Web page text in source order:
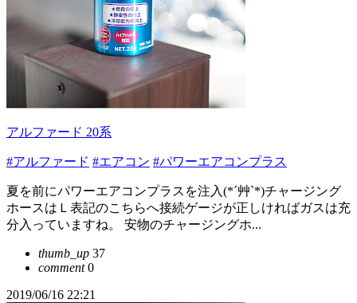
アルファード 20系
#アルファード #エアコン #パワーエアコンプラス
夏を前にパワーエアコンプラスを注入(*´艸`*)チャージング
ホースはＬ表記のこちらへ接続ゲージが正しければガスは充
分入っていますね。 安物のチャージングホ...
thumb_up 37
comment0
2019/06/16 22:21